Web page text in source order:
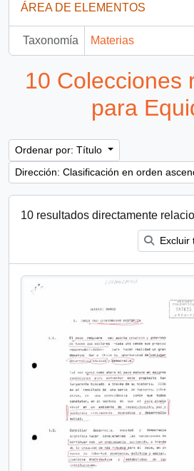
ÁREA DE ELEMENTOS
Taxonomía Materias
10 Colecciones
para
Ordenar por: Título
Dirección: Clasificación en orden
10 resultados directamente
Excluir